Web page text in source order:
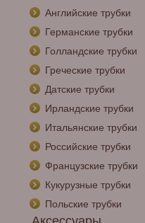
Английские трубки
Германские трубки
Голландские трубки
Греческие трубки
Датские трубки
Ирландские трубки
Итальянские трубки
Российские трубки
Французские трубки
Кукурузные трубки
Польские трубки